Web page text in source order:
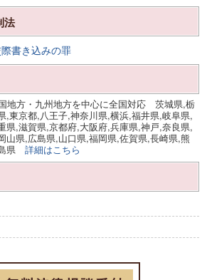
法
書き込みの罪
地方・九州地方を中心に全国対応 茨城県,栃
,東京都,八王子,神奈川県,横浜,福井県,岐阜県,
県,滋賀県,京都府,大阪府,兵庫県,神戸,奈良県,
山県,広島県,山口県,福岡県,佐賀県,長崎県,熊
島県詳細はこちら